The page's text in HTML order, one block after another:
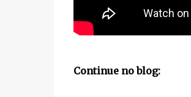
Continue no blog: